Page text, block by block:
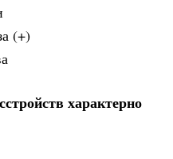
(+)
характерно